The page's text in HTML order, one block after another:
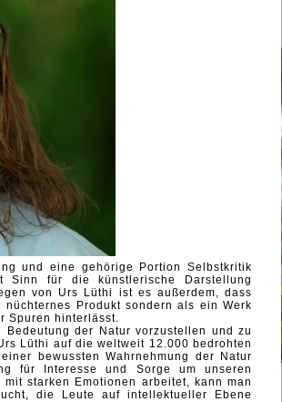
und eine gehörige Portion Selbstkritik
Sinn für die künstlerische Darstellung
von Urs
Lüthi ist es außerdem, dass
nüchternes Produkt sondern als ein Werk
Spuren hinterlässt.
der Natur vorzustellen und zu
Lüthi auf die weltweit 12.000 bedrohten
einer bewusstenWahrnehmung der Natur
für Interesse und Sorge um unseren
starken Emotionen arbeitet, kann man
die
Leute auf intellektueller Ebene